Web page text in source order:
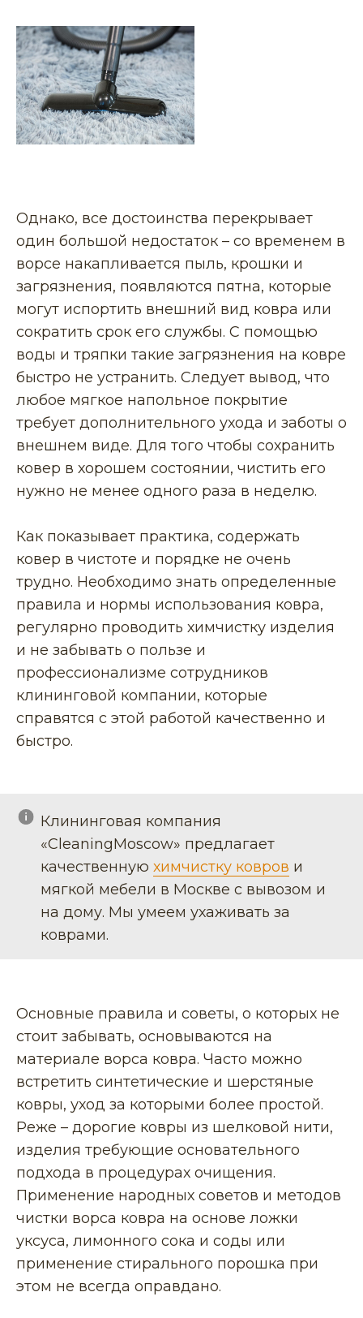
Однако, все достоинства перекрывает
один большой недостаток – со временем в
ворсе накапливается пыль, крошки и
загрязнения, появляются пятна, которые
могут испортить внешний вид ковра или
сократить срок его службы. С помощью
воды и тряпки такие загрязнения на ковре
быстро не устранить. Следует вывод, что
любое мягкое напольное покрытие
требует дополнительного ухода и заботы о
внешнем виде. Для того чтобы сохранить
ковер в хорошем состоянии, чистить его
нужно не менее одного раза в неделю.
Как показывает практика, содержать
ковер в чистоте и порядке не очень
трудно. Необходимо знать определенные
правила и нормы использования ковра,
регулярно проводить химчистку изделия
и не забывать о пользе и
профессионализме сотрудников
клининговой компании, которые
справятся с этой работой качественно и
быстро.
Клининговая компания
«CleaningMoscow» предлагает
качественную химчистку ковров и
мягкой мебели в Москве с вывозом и
на дому. Мы умеем ухаживать за
коврами.
Основные правила и советы, о которых не
стоит забывать, основываются на
материале ворса ковра. Часто можно
встретить синтетические и шерстяные
ковры, уход за которыми более простой.
Реже – дорогие ковры из шелковой нити,
изделия требующие основательного
подхода в процедурах очищения.
Применение народных советов и методов
чистки ворса ковра на основе ложки
уксуса, лимонного сока и соды или
применение стирального порошка при
этом не всегда оправдано.